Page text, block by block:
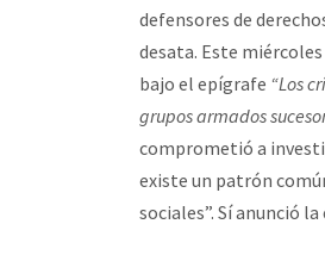
defensores de
desata. Este
bajo el epígrafe “Los
grupos armados
comprometió a
existe un patrón
sociales”. Sí anunció